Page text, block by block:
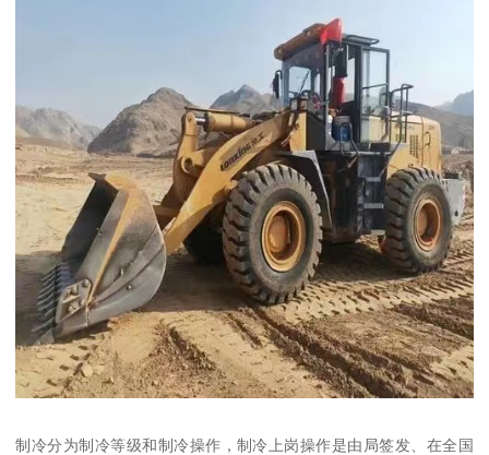
制冷分为制冷等级和制冷操作，制冷上岗操作是由局签发、在全国